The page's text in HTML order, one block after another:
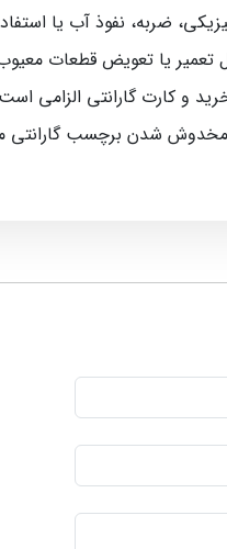
ضربه، نفوذ آب یا
یا تعویض قطعات
و کارت گارانتی الزامی
مخدوش شدن برچسب گارانتی